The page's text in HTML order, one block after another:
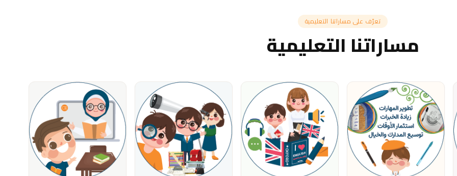
Morocco, Algeria, Turkey, Germany, United Kingdom, United States, Canada, Australia, France, Sweden, Netherlands,
تعرّف على مساراتنا التعليمية
مساراتنا التعليمية